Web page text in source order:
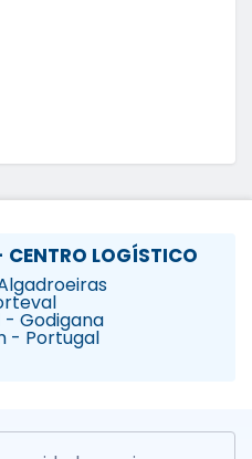
CENTRO LOGÍSTICO
- Godigana
- Portugal